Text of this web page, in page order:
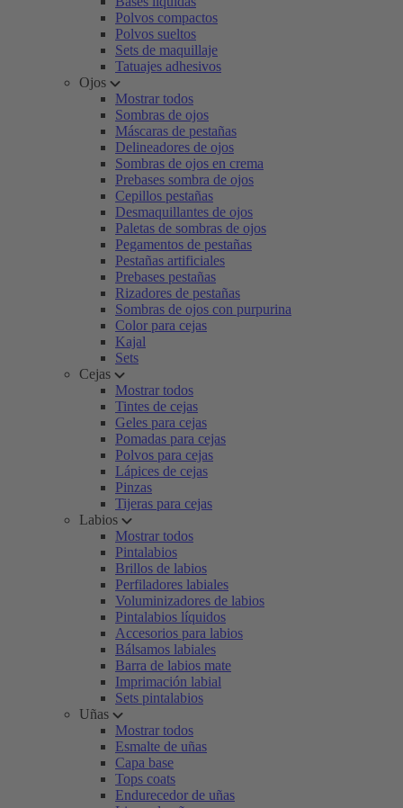
Polvos compactos
Polvos sueltos
Sets de maquillaje
Tatuajes adhesivos
Ojos
Mostrar todos
Sombras de ojos
Máscaras de pestañas
Delineadores de ojos
Sombras de ojos en crema
Prebases sombra de ojos
Cepillos pestañas
Desmaquillantes de ojos
Paletas de sombras de ojos
Pegamentos de pestañas
Pestañas artificiales
Prebases pestañas
Rizadores de pestañas
Sombras de ojos con purpurina
Color para cejas
Kajal
Sets
Cejas
Mostrar todos
Tintes de cejas
Geles para cejas
Pomadas para cejas
Polvos para cejas
Lápices de cejas
Pinzas
Tijeras para cejas
Labios
Mostrar todos
Pintalabios
Brillos de labios
Perfiladores labiales
Voluminizadores de labios
Pintalabios líquidos
Accesorios para labios
Bálsamos labiales
Barra de labios mate
Imprimación labial
Sets pintalabios
Uñas
Mostrar todos
Esmalte de uñas
Capa base
Tops coats
Endurecedor de uñas